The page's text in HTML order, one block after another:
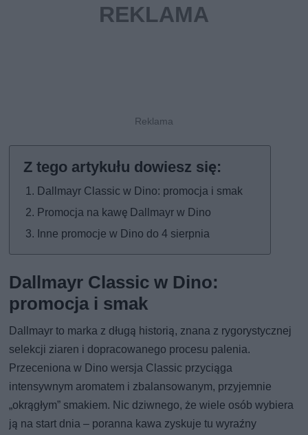
Dallmayr Classic w Dino: promocja i smak
Promocja na kawę Dallmayr w Dino
Inne promocje w Dino do 4 sierpnia
Dallmayr Classic w Dino:
promocja i smak
Dallmayr to marka z długą historią, znana z rygorystycznej
selekcji ziaren i dopracowanego procesu palenia.
Przeceniona w Dino wersja Classic przyciąga
intensywnym aromatem i zbalansowanym, przyjemnie
„okrągłym” smakiem. Nic dziwnego, że wiele osób wybiera
ją na start dnia – poranna kawa zyskuje tu wyraźny